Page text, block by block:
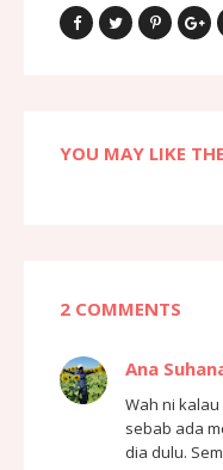
YOU MAY LIKE
2 COMMENTS
Ana
Wah ni
sebab ada
dia dulu.